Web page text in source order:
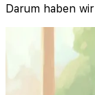
Darum haben wir